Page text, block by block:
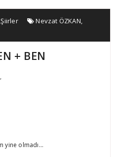
,Şiirler Nevzat ÖZKAN,
+ BEN
yine olmadı…